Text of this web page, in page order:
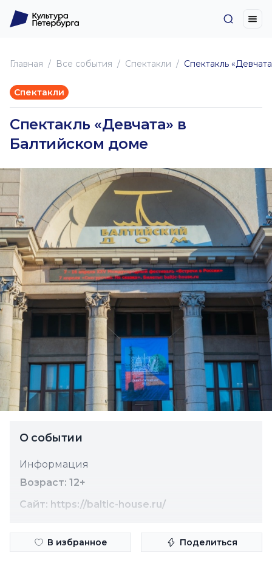
Главная Все события Спектакли Спектакль
Спектакли
Спектакль «Девчата» в
Балтийском доме
О событии
Информация
Возраст: 12+
Сайт: https://baltic-house.ru/
В избранное Поделиться